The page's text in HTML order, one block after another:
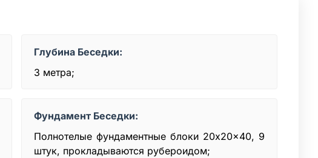
Глубина Беседки:
3 метра;
Фундамент Беседки:
Полнотелые фундаментные блоки 20x20x40, 9
штук, прокладываются рубероидом;